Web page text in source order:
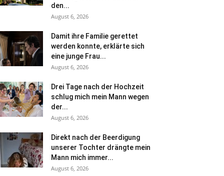
den...
August 6, 2026
Damit ihre Familie gerettet
werden konnte, erklärte sich
eine junge Frau...
August 6, 2026
Drei Tage nach der Hochzeit
schlug mich mein Mann wegen
der...
August 6, 2026
Direkt nach der Beerdigung
unserer Tochter drängte mein
Mann mich immer...
August 6, 2026